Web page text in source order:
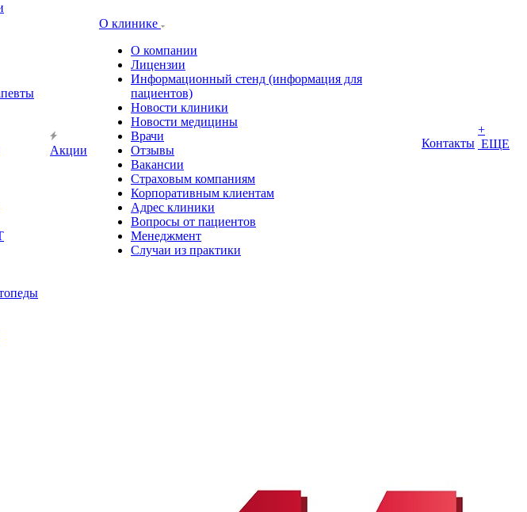
Акции
О клинике
О компании
Лицензии
Информационный стенд (информация для
пациентов)
Новости клиники
Новости медицины
Врачи
Отзывы
Вакансии
Страховым компаниям
Корпоративным клиентам
Адрес клиники
Вопросы от пациентов
Менеджмент
Случаи из практики
Контакты
+
ЕЩЕ